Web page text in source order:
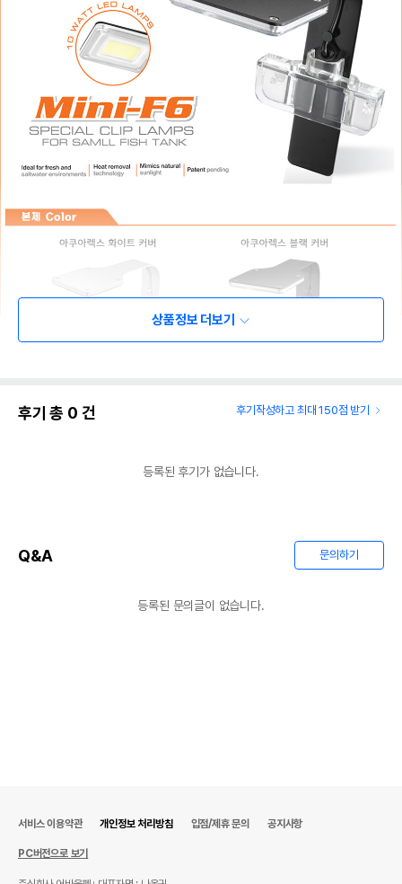
상품정보 더보기
후기 총 0 건 후기작성하고 최대 150점 받기
등록된 후기가 없습니다.
Q&A 문의하기
등록된 문의글이 없습니다.
서비스 이용약관 개인정보 처리방침 입점/제휴 문의 공지사항
PC버전으로 보기